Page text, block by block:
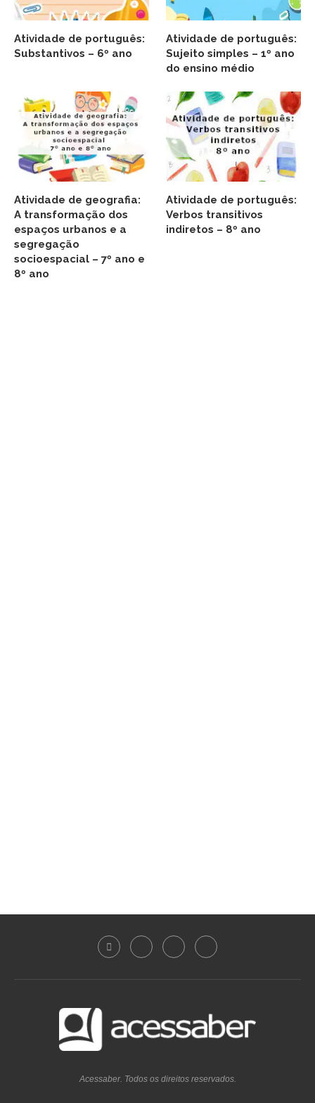
Atividade de português:
Substantivos – 6º ano
Atividade de português:
Sujeito simples – 1º ano
do ensino médio
Atividade de geografia:
A transformação dos
espaços urbanos e a
segregação
socioespacial – 7º ano e
8º ano
Atividade de português:
Verbos transitivos
indiretos – 8º ano
Acessaber. Todos os direitos reservados.